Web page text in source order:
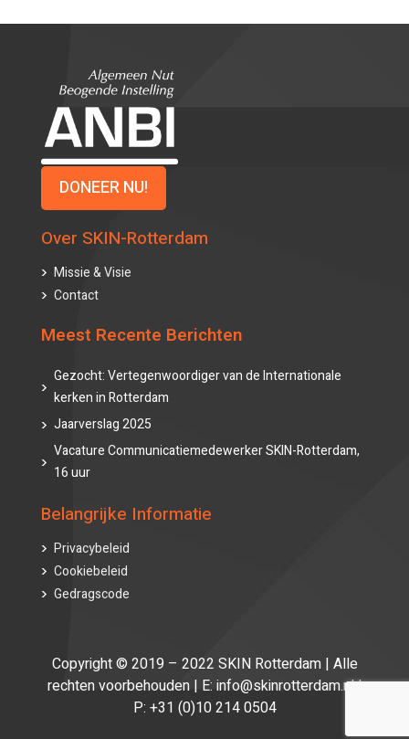
DONEER NU!
Over SKIN-Rotterdam
Missie & Visie
Contact
Meest Recente Berichten
Gezocht: Vertegenwoordiger van de Internationale
kerken in Rotterdam
Jaarverslag 2025
Vacature Communicatiemedewerker SKIN-Rotterdam,
16 uur
Belangrijke Informatie
Privacybeleid
Cookiebeleid
Gedragscode
Copyright © 2019 – 2022 SKIN Rotterdam | Alle
rechten voorbehouden | E: info@skinrotterdam.nl |
P: +31 (0)10 214 0504